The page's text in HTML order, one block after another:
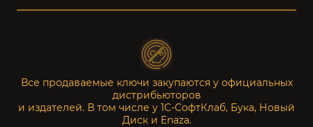
Все продаваемые ключи закупаются у официальных
дистрибьюторов
и издателей. В том числе у 1С-СофтКлаб, Бука, Новый
Диск и Enaza.